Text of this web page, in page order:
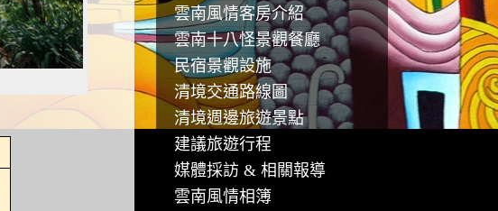
雲南風情客房介紹
雲南十八怪景觀餐廳
民宿景觀設施
清境交通路線圖
清境週邊旅遊景點
建議旅遊行程
媒體採訪 & 相關報導
雲南風情相簿